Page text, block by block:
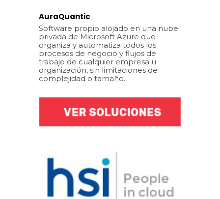
AuraQuantic
Software propio alojado en una nube
privada de Microsoft Azure que
organiza y automatiza todos los
procesos de negocio y flujos de
trabajo de cualquier empresa u
organización, sin limitaciones de
complejidad o tamaño.